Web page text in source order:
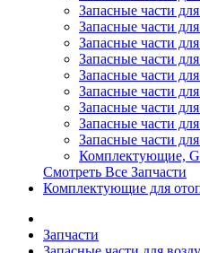
Запасные части
Запасные части
Запасные части
Запасные части
Запасные части
Запасные части
Запасные части
Запасные части
Запасные части
Комплектующие,
Смотреть Все Запчасти
Комплектующие для
Запчасти